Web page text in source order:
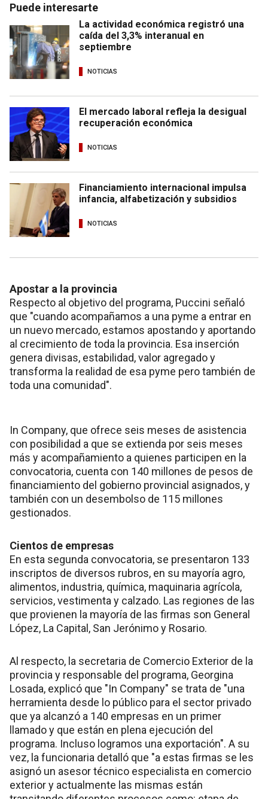
Puede interesarte
La actividad económica registró una
caída del 3,3% interanual en
septiembre
NOTICIAS
El mercado laboral refleja la desigual
recuperación económica
NOTICIAS
Financiamiento internacional impulsa
infancia, alfabetización y subsidios
NOTICIAS
Apostar a la provincia
Respecto al objetivo del programa, Puccini señaló
que "cuando acompañamos a una pyme a entrar en
un nuevo mercado, estamos apostando y aportando
al crecimiento de toda la provincia. Esa inserción
genera divisas, estabilidad, valor agregado y
transforma la realidad de esa pyme pero también de
toda una comunidad".
In Company, que ofrece seis meses de asistencia
con posibilidad a que se extienda por seis meses
más y acompañamiento a quienes participen en la
convocatoria, cuenta con 140 millones de pesos de
financiamiento del gobierno provincial asignados, y
también con un desembolso de 115 millones
gestionados.
Cientos de empresas
En esta segunda convocatoria, se presentaron 133
inscriptos de diversos rubros, en su mayoría agro,
alimentos, industria, química, maquinaria agrícola,
servicios, vestimenta y calzado. Las regiones de las
que provienen la mayoría de las firmas son General
López, La Capital, San Jerónimo y Rosario.
Al respecto, la secretaria de Comercio Exterior de la
provincia y responsable del programa, Georgina
Losada, explicó que "In Company" se trata de "una
herramienta desde lo público para el sector privado
que ya alcanzó a 140 empresas en un primer
llamado y que están en plena ejecución del
programa. Incluso logramos una exportación". A su
vez, la funcionaria detalló que "a estas firmas se les
asignó un asesor técnico especialista en comercio
exterior y actualmente las mismas están